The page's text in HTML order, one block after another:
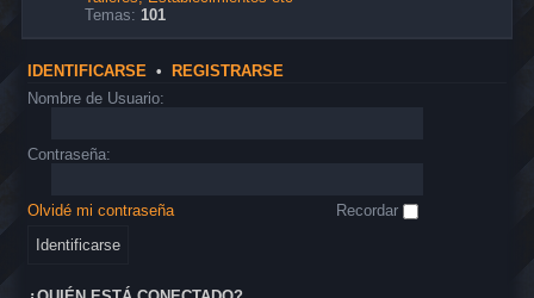
Temas: 101
IDENTIFICARSE • REGISTRARSE
Nombre de Usuario:
Contraseña:
Olvidé mi contraseña Recordar